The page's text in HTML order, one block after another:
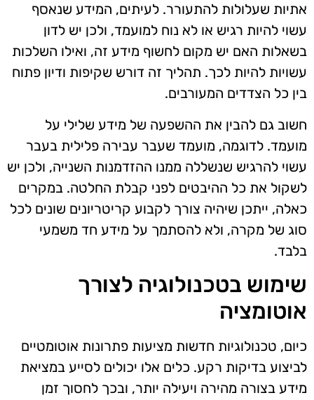
אתיות שעלולות להתעורר. לעיתים, המידע שנאסף
עשוי להיות רגיש או לא נוח למועמד, ולכן יש לדון
בשאלות האם יש מקום לחשוף מידע זה, ואילו השלכות
עשויות להיות לכך. תהליך זה דורש שקיפות ודיון פתוח
בין כל הצדדים המעורבים.
חשוב גם להבין את ההשפעה של מידע שלילי על
מועמד. לדוגמה, מועמד שעבר עבירה פלילית בעבר
עשוי להרגיש שנשללה ממנו ההזדמנות השנייה, ולכן יש
לשקול את כל ההיבטים לפני קבלת החלטה. במקרים
כאלה, ייתכן שיהיה צורך לקבוע קריטריונים שונים לכל
סוג של מקרה, ולא להסתמך על מידע חד משמעי
בלבד.
שימוש בטכנולוגיה לצורך
אוטומציה
כיום, טכנולוגיות חדשות מציעות פתרונות אוטומטיים
לביצוע בדיקות רקע. כלים אלו יכולים לסייע במציאת
מידע בצורה מהירה ויעילה יותר, ובכך לחסוך זמן